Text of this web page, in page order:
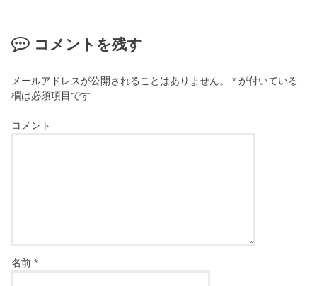
コメントを残す
メールアドレスが公開されることはありません。 * が付いている
欄は必須項目です
コメント
名前*